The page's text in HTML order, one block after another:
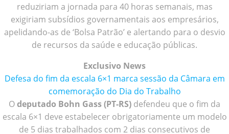
reduziriam a jornada para 40 horas semanais, mas
exigiriam subsídios governamentais aos empresários,
apelidando-as de ‘Bolsa Patrão’ e alertando para o desvio
de recursos da saúde e educação públicas.
Exclusivo News
Defesa do fim da escala 6×1 marca sessão da Câmara em
comemoração do Dia do Trabalho
Odeputado Bohn Gass (PT-RS) defendeu que o fim da
escala 6×1 deve estabelecer obrigatoriamente um modelo
de 5 dias trabalhados com 2 dias consecutivos de